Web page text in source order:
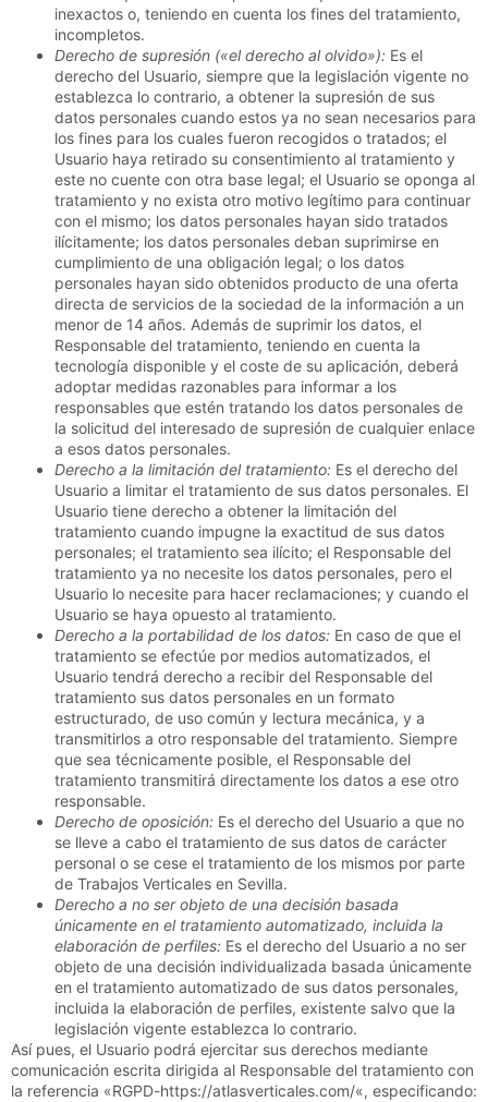
inexactos o, teniendo en cuenta los fines del tratamiento,
incompletos.
Derecho de supresión («el derecho al olvido»): Es el
derecho del Usuario, siempre que la legislación vigente no
establezca lo contrario, a obtener la supresión de sus
datos personales cuando estos ya no sean necesarios para
los fines para los cuales fueron recogidos o tratados; el
Usuario haya retirado su consentimiento al tratamiento y
este no cuente con otra base legal; el Usuario se oponga al
tratamiento y no exista otro motivo legítimo para continuar
con el mismo; los datos personales hayan sido tratados
ilícitamente; los datos personales deban suprimirse en
cumplimiento de una obligación legal; o los datos
personales hayan sido obtenidos producto de una oferta
directa de servicios de la sociedad de la información a un
menor de 14 años. Además de suprimir los datos, el
Responsable del tratamiento, teniendo en cuenta la
tecnología disponible y el coste de su aplicación, deberá
adoptar medidas razonables para informar a los
responsables que estén tratando los datos personales de
la solicitud del interesado de supresión de cualquier enlace
a esos datos personales.
Derecho a la limitación del tratamiento: Es el derecho del
Usuario a limitar el tratamiento de sus datos personales. El
Usuario tiene derecho a obtener la limitación del
tratamiento cuando impugne la exactitud de sus datos
personales; el tratamiento sea ilícito; el Responsable del
tratamiento ya no necesite los datos personales, pero el
Usuario lo necesite para hacer reclamaciones; y cuando el
Usuario se haya opuesto al tratamiento.
Derecho a la portabilidad de los datos: En caso de que el
tratamiento se efectúe por medios automatizados, el
Usuario tendrá derecho a recibir del Responsable del
tratamiento sus datos personales en un formato
estructurado, de uso común y lectura mecánica, y a
transmitirlos a otro responsable del tratamiento. Siempre
que sea técnicamente posible, el Responsable del
tratamiento transmitirá directamente los datos a ese otro
responsable.
Derecho de oposición: Es el derecho del Usuario a que no
se lleve a cabo el tratamiento de sus datos de carácter
personal o se cese el tratamiento de los mismos por parte
de Trabajos Verticales en Sevilla.
Derecho a no ser objeto de una decisión basada
únicamente en el tratamiento automatizado, incluida la
elaboración de perfiles: Es el derecho del Usuario a no ser
objeto de una decisión individualizada basada únicamente
en el tratamiento automatizado de sus datos personales,
incluida la elaboración de perfiles, existente salvo que la
legislación vigente establezca lo contrario.
Así pues, el Usuario podrá ejercitar sus derechos mediante
comunicación escrita dirigida al Responsable del tratamiento con
la referencia «RGPD-https://atlasverticales.com/«, especificando: